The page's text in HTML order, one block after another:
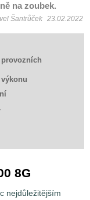
na zoubek.
Šantrůček 23.02.2022
8G
nejdůležitějším